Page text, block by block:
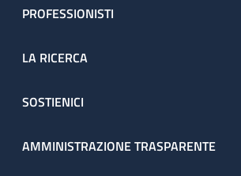
PROFESSIONISTI
LA RICERCA
SOSTIENICI
AMMINISTRAZIONE TRASPARENTE